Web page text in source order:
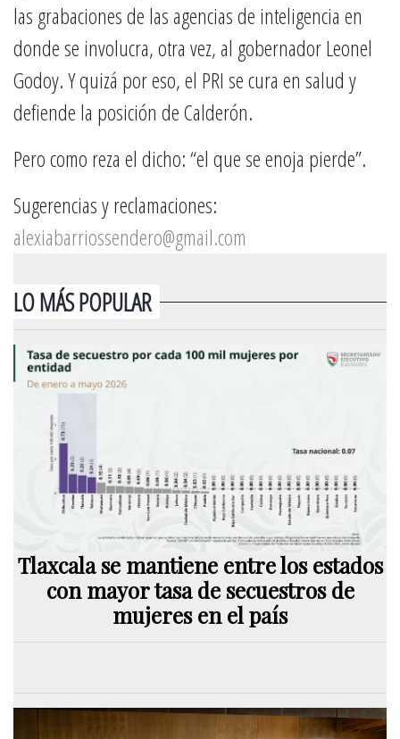
las grabaciones de las agencias de inteligencia en
donde se involucra, otra vez, al gobernador Leonel
Godoy. Y quizá por eso, el PRI se cura en salud y
defiende la posición de Calderón.
Pero como reza el dicho: “el que se enoja pierde”.
Sugerencias y reclamaciones:
alexiabarriossendero@gmail.com
LO MÁS POPULAR
Tlaxcala se mantiene entre los estados
con mayor tasa de secuestros de
mujeres en el país